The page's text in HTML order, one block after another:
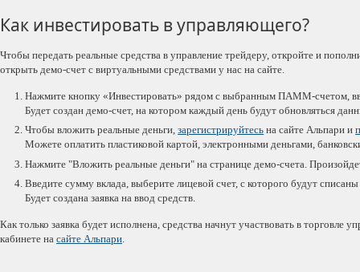
Как инвестировать в управляющего?
Чтобы передать реальные средства в управление трейдеру, откройте и
открыть демо-счет с виртуальными средствами у нас на сайте.
Нажмите кнопку «Инвестировать» рядом с выбранным ПАММ-счетом,
Будет создан демо-счет, на котором каждый день будут обновляться
Чтобы вложить реальные деньги,зарегистрируйтесь на сайте Альпари и
Можете оплатить пластиковой картой, электронными деньгами,
Нажмите "Вложить реальные деньги" на странице демо-счета.
Введите сумму вклада, выберите лицевой счет, с которого будут
Будет создана заявка на ввод средств.
Как только заявка будет исполнена, средства начнут участвовать в
кабинете на сайте Альпари.